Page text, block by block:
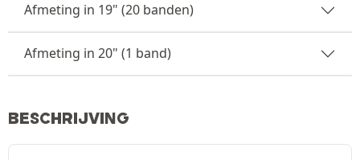
Afmeting in 19" (20 banden)
Afmeting in 20" (1 band)
BESCHRIJVING